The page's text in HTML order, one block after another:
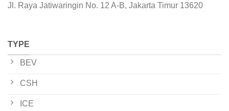
Jl. Raya Jatiwaringin No. 12 A-B, Jakarta Timur 13620
TYPE
BEV
CSH
ICE